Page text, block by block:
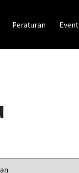
Peraturan Event